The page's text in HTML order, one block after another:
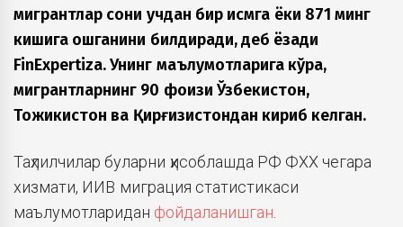
мигрантлар сони учдан бир қисмга ёки 871 минг
кишига ошганини билдиради, деб ёзади
FinExpertiza. Унинг маълумотларига кўра,
мигрантларнинг 90 фоизи Ўзбекистон,
Тожикистон ва Қирғизистондан кириб келган.
Таҳлилчилар буларни ҳисоблашда РФ ФХХ чегара
хизмати, ИИВ миграция статистикаси
маълумотларидан фойдаланишган